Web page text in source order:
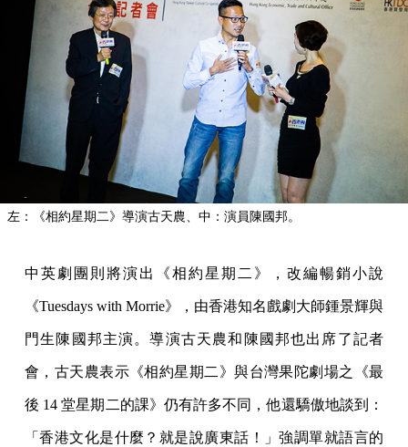
左：《相約星期二》導演古天農、中：演員陳國邦。
中英劇團則將演出《相約星期二》，改編暢銷小說
《Tuesdays with Morrie》，由香港知名戲劇大師鍾景輝與
門生陳國邦主演。導演古天農和陳國邦也出席了記者
會，古天農表示《相約星期二》與台灣果陀劇場之《最
後 14 堂星期二的課》仍有許多不同，他還驕傲地談到：
「香港文化是什麼？就是說廣東話！」強調單就語言的